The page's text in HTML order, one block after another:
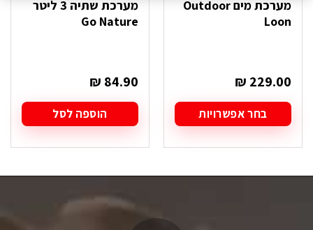
מערכת מים Outdoor
Loon
₪ 229.00
בחר אפשרויות
למוצר
זה
מספר
מערכת שתיה 3 ליטר
Go Nature
₪ 84.90
הוספה לסל